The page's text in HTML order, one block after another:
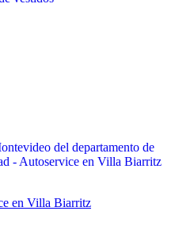
en Villa Biarritz